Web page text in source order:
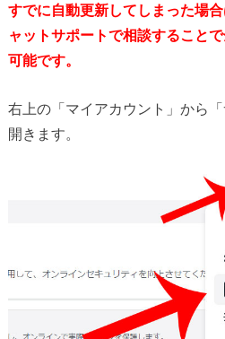
すでに自動更新してしまった場
ャットサポートで相談すること
可能です。
右上の「マイアカウント」から
開きます。